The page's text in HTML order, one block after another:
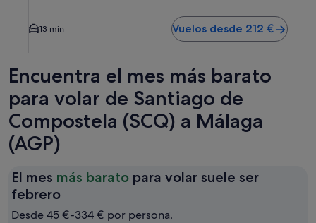
13 min Vuelos desde 212 €
Encuentra el mes más barato
para volar de Santiago de
Compostela (SCQ) a Málaga
(AGP)
El mes más barato para volar suele ser
febreroEl
mes
Desde 45 €-334 € por persona.